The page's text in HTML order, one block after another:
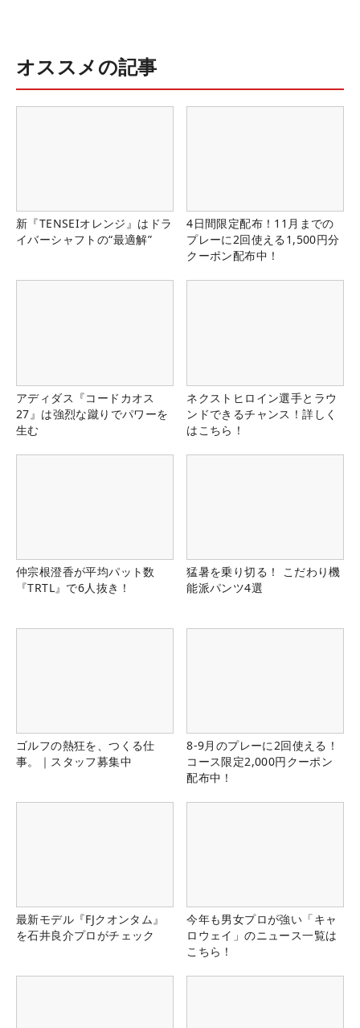
オススメの記事
新『TENSEIオレンジ』はドラ
イバーシャフトの“最適解”
4日間限定配布！11月までの
プレーに2回使える1,500円分
クーポン配布中！
アディダス『コードカオス
27』は強烈な蹴りでパワーを
生む
ネクストヒロイン選手とラウ
ンドできるチャンス！詳しく
はこちら！
仲宗根澄香が平均パット数
『TRTL』で6人抜き！
猛暑を乗り切る！ こだわり機
能派パンツ4選
ゴルフの熱狂を、つくる仕
事。｜スタッフ募集中
8-9月のプレーに2回使える！
コース限定2,000円クーポン
配布中！
最新モデル『FJクオンタム』
を石井良介プロがチェック
今年も男女プロが強い「キャ
ロウェイ」のニュース一覧は
こちら！